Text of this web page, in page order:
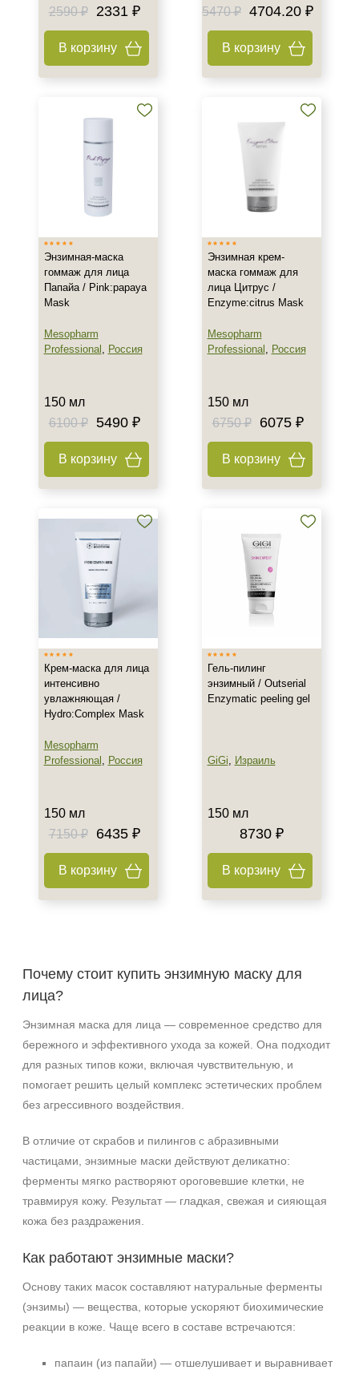
2590 ₽ 2331 ₽
В корзину
5470 ₽ 4704.20 ₽
В корзину
Энзимная-маска
гоммаж для лица
Папайа / Pink:papaya
Mask
Mesopharm
Professional , Россия
150 мл
6100 ₽
5490 ₽
В корзину
Энзимная крем-
маска гоммаж для
лица Цитрус /
Enzyme:citrus Mask
Mesopharm
Professional , Россия
150 мл
6750 ₽
6075 ₽
В корзину
Крем-маска для лица
интенсивно
увлажняющая /
Hydro:Complex Mask
Mesopharm
Professional , Россия
150 мл
7150 ₽
6435 ₽
В корзину
Гель-пилинг
энзимный / Outserial
Enzymatic peeling gel
GiGi, Израиль
150 мл
8730 ₽
В корзину
Почему стоит купить энзимную маску для
лица?
Энзимная маска для лица — современное средство для
бережного и эффективного ухода за кожей. Она подходит
для разных типов кожи, включая чувствительную, и
помогает решить целый комплекс эстетических проблем
без агрессивного воздействия.
В отличие от скрабов и пилингов с абразивными
частицами, энзимные маски действуют деликатно:
ферменты мягко растворяют ороговевшие клетки, не
травмируя кожу. Результат — гладкая, свежая и сияющая
кожа без раздражения.
Как работают энзимные маски?
Основу таких масок составляют натуральные ферменты
(энзимы) — вещества, которые ускоряют биохимические
реакции в коже. Чаще всего в составе встречаются:
папаин (из папайи) — отшелушивает и выравнивает
+7 (495) 640-58-89